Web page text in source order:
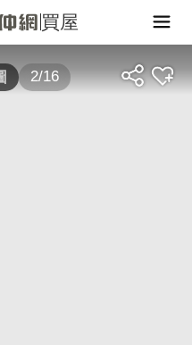
買屋
2/16